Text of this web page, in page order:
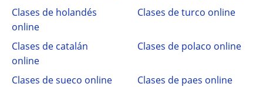
Clases de holandés
online
Clases de turco online
Clases de catalán
online
Clases de polaco online
Clases de sueco online Clases de paes online